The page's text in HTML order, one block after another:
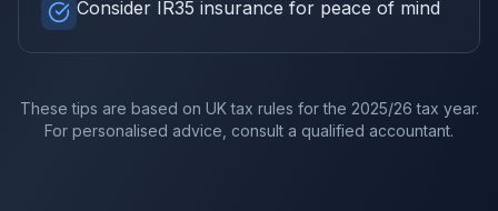
Consider IR35 insurance for peace of mind
These tips are based on UK tax rules for the 2025/26 tax year.
For personalised advice, consult a qualified accountant.